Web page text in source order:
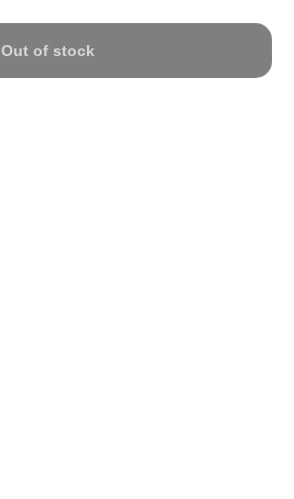
Out of stock